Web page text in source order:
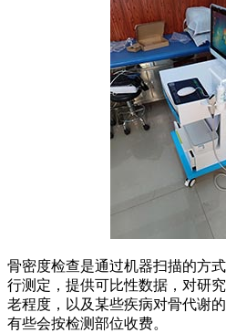
骨密度检查是通过机器扫描的方
行测定，提供可比性数据，对研
老程度，以及某些疾病对骨代谢
有些会按检测部位收费。